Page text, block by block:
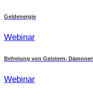
Geldenergie
Webinar
Befreiung von Geistern,
Webinar